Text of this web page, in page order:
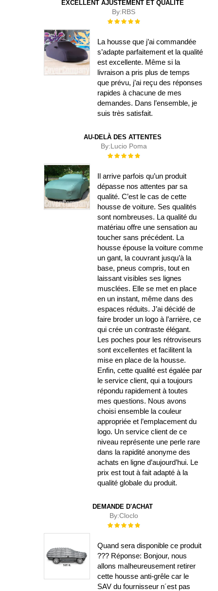
EXCELLENT AJUSTEMENT ET QUALITÉ
By:RBS
Évaluation :
La housse que j’ai commandée
s’adapte parfaitement et la qualité
est excellente. Même si la
livraison a pris plus de temps
que prévu, j’ai reçu des réponses
rapides à chacune de mes
demandes. Dans l’ensemble, je
suis très satisfait.
AU-DELÀ DES ATTENTES
By:Lucio Poma
Évaluation :
Il arrive parfois qu’un produit
dépasse nos attentes par sa
qualité. C’est le cas de cette
housse de voiture. Ses qualités
sont nombreuses. La qualité du
matériau offre une sensation au
toucher sans précédent. La
housse épouse la voiture comme
un gant, la couvrant jusqu’à la
base, pneus compris, tout en
laissant visibles ses lignes
musclées. Elle se met en place
en un instant, même dans des
espaces réduits. J’ai décidé de
faire broder un logo à l’arrière, ce
qui crée un contraste élégant.
Les poches pour les rétroviseurs
sont excellentes et facilitent la
mise en place de la housse.
Enfin, cette qualité est égalée par
le service client, qui a toujours
répondu rapidement à toutes
mes questions. Nous avons
choisi ensemble la couleur
appropriée et l’emplacement du
logo. Un service client de ce
niveau représente une perle rare
dans la rapidité anonyme des
achats en ligne d’aujourd’hui. Le
prix est tout à fait adapté à la
qualité globale du produit.
DEMANDE D'ACHAT
By:Cloclo
Évaluation :
Quand sera disponible ce produit
??? Réponse: Bonjour, nous
allons malheureusement retirer
cette housse anti-grêle car le
SAV du fournisseur n´est pas